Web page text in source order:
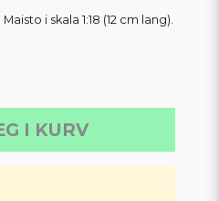
i skala 1:18 (12 cm lang).
I KURV